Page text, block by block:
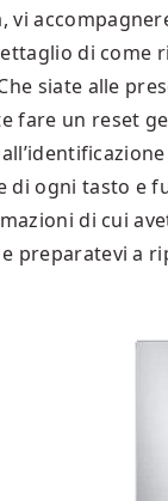
vi
di come
siate alle
fare un reset
di ogni tasto e
di cui
preparatevi a